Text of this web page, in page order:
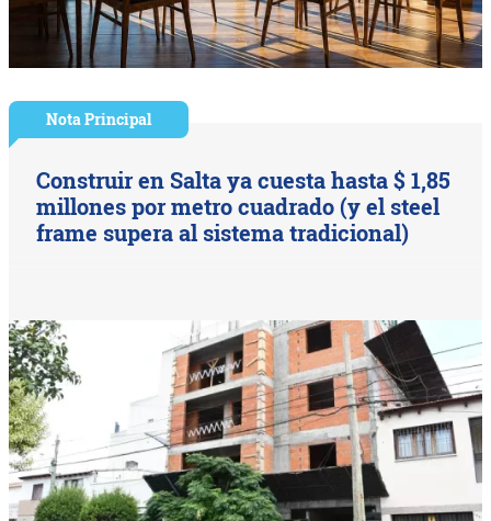
Nota Principal
Construir en Salta ya cuesta hasta $ 1,85
millones por metro cuadrado (y el steel
frame supera al sistema tradicional)